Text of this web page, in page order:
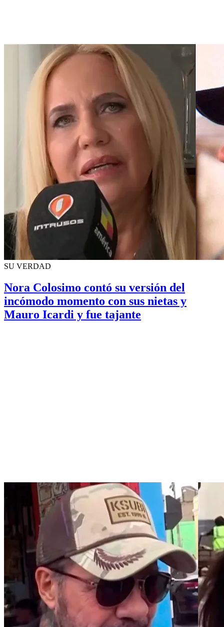
SU VERDAD
Nora Colosimo contó su versión del
incómodo momento con sus nietas y
Mauro Icardi y fue tajante